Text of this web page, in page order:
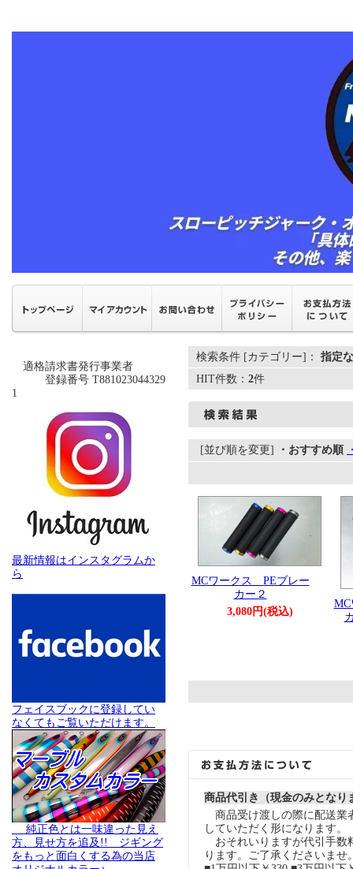
適格請求書発行事業者
登録番号 T881023044329
1
最新情報はインスタグラムか
ら
フェイスブックに登録してい
なくてもご覧いただけます。
純正色とは一味違った見え
方、見せ方を追及!! ジギング
をもっと面白くする為の当店
検索条件 [カテゴリー]： 指定
HIT件数： 2件
[並び順を変更] ・おすすめ順
MCワークス PEブレー
カー２
3,080円(税込)
商品代引き（現金のみとなり
商品受け渡しの際に配送業
していただく形になります。
おそれいりますが代引手数
ります。ご了承くださいませ